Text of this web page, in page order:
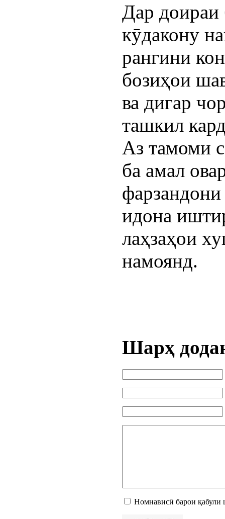
Дар доираи
кӯдакону
рангини
бозиҳои
ва дигар
ташкил
Аз тамоми
ба амал
идона
лаҳзаҳои
намоянд.
Шарҳ
Номнависӣ барои қабули